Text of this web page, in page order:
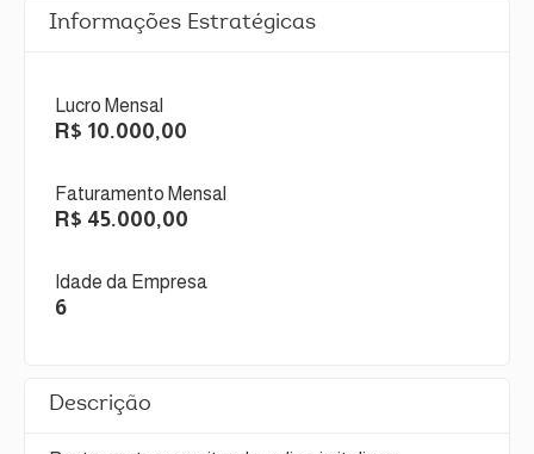
Informações Estratégicas
Lucro Mensal
R$ 10.000,00
Faturamento Mensal
R$ 45.000,00
Idade da Empresa
6
Descrição